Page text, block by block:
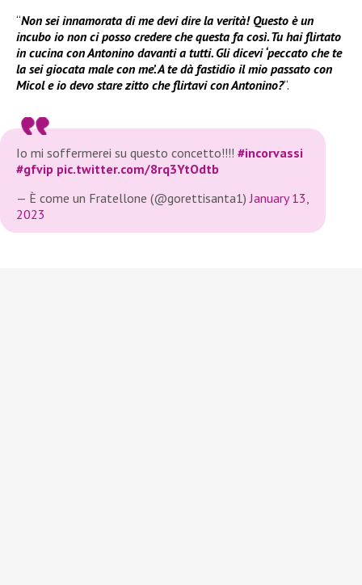
“Non sei innamorata di me devi dire la verità! Questo è un
incubo io non ci posso credere che questa fa così. Tu hai flirtato
in cucina con Antonino davanti a tutti. Gli dicevi ‘peccato che te
la sei giocata male con me’. A te dà fastidio il mio passato con
Micol e io devo stare zitto che flirtavi con Antonino?“.
Io mi soffermerei su questo concetto!!!! #incorvassi
#gfvip pic.twitter.com/8rq3YtOdtb
— È come un Fratellone (@gorettisanta1)January 13,
2023